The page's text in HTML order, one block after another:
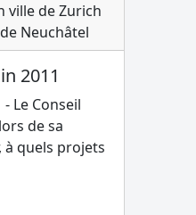
ville de Zurich
Neuchâtel
2011
Le Conseil
de sa
à quels projets